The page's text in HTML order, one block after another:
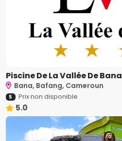
Piscine De La Vallée De Bana
Bana, Bafang, Cameroun
5 Prix non disponible
5.0